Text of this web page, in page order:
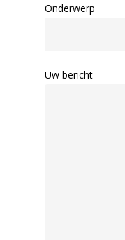
Onderwerp
Uw bericht